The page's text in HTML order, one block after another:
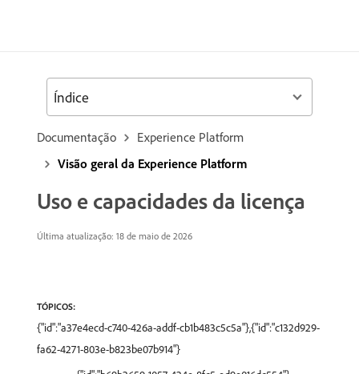
Documentação
Experience Platform
Visão geral da Experience Platform
Uso e capacidades da licença
Última atualização: 18 de maio de 2026
TÓPICOS:
{"id":"a37e4ecd-c740-426a-addf-cb1b483c5c5a"},{"id":"c132d929-
fa62-4271-803e-b823be07b914"}
Índice